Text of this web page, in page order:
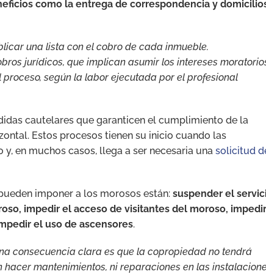
como la entrega de correspondencia y
una lista con el cobro de cada inmueble.
jurídicos, que implican asumir los intereses
según la labor ejecutada por el profesional
cautelares que garanticen el cumplimiento de la
Estos procesos tienen su inicio cuando las
en muchos casos, llega a ser necesaria una solicitud
imponer a los morosos están: suspender el
impedir el acceso de visitantes del moroso, impedir
el uso de ascensores.
consecuencia clara es que la copropiedad no tendrá
mantenimientos, ni reparaciones en las